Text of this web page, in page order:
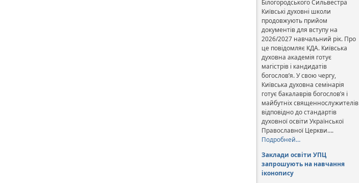
Білогородського Сильвестра
Київські духовні школи
продовжують прийом
документів для вступу на
2026/2027 навчальний рік. Про
це повідомляє КДА. Київська
духовна академія готує
магістрів і кандидатів
богослов’я. У свою чергу,
Київська духовна семінарія
готує бакалаврів богослов’я і
майбутніх священнослужителів
відповідно до стандартів
духовної освіти Української
Православної Церкви….
Подробней…
Заклади освіти УПЦ
запрошують на навчання
іконопису